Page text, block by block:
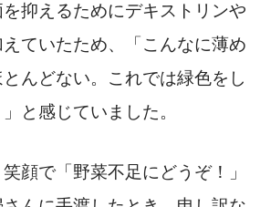
抑えるためにデキストリンや
ていたため、「こんなに薄め
んどない。これでは緑色をし
と感じていました。
顔で「野菜不足にどうぞ！」